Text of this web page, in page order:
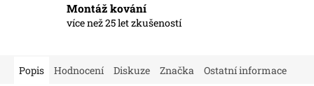
Montáž kování
více než 25 let zkušeností
Popis Hodnocení Diskuze Značka Ostatní informace